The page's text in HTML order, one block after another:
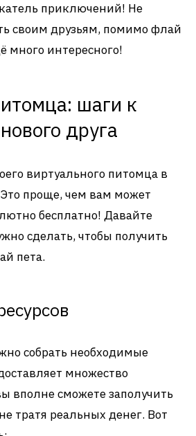
приключений! Не
своим друзьям, помимо флай
много интересного!
шаги к
друга
виртуального питомца в
проще, чем вам может
бесплатно! Давайте
сделать, чтобы получить
пета.
собрать необходимые
множество
вполне сможете заполучить
тратя реальных денег. Вот